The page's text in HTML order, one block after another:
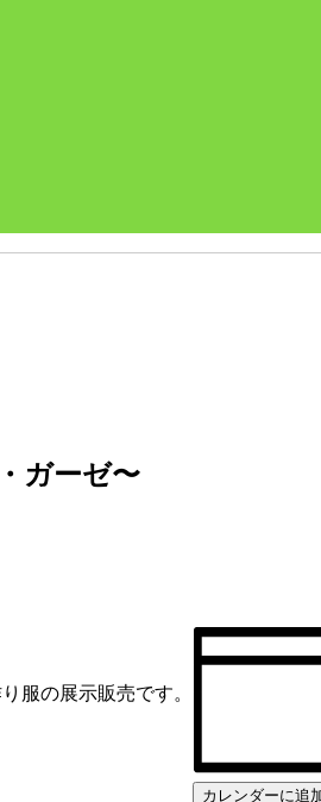
ガーゼ〜
服の展示販売です。
カレンダーに追